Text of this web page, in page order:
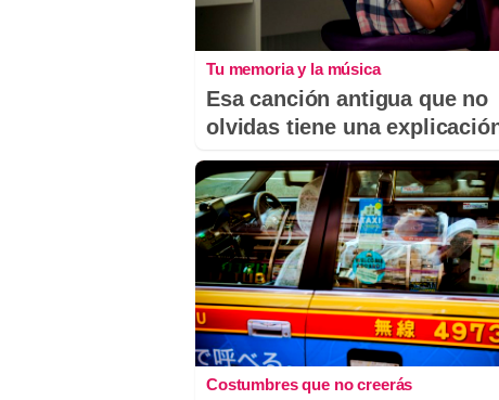
Tu memoria y la música
Esa canción antigua que no
olvidas tiene una
Costumbres que no creerás